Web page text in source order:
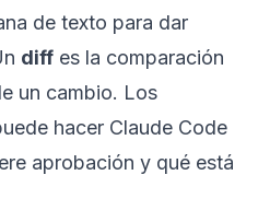
de texto para dar
diff es la comparación
un cambio. Los
hacer Claude Code
aprobación y qué está